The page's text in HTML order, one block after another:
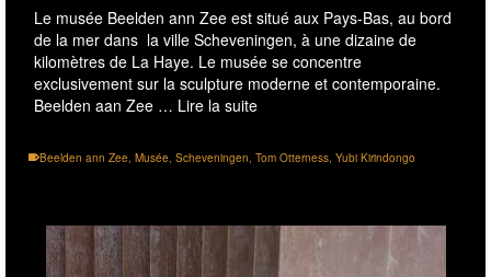
Le musée Beelden ann Zee est situé aux Pays-Bas, au bord
de la mer dans la ville Scheveningen, à une dizaine de
kilomètres de La Haye. Le musée se concentre
exclusivement sur la sculpture moderne et contemporaine.
Beelden aan Zee … Lire la suite
Beelden ann Zee, Musée, Scheveningen, Tom Otterness, Yubi Kirindongo